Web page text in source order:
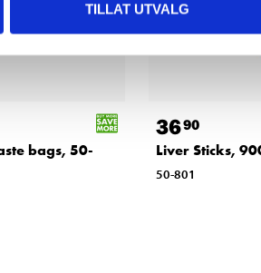
TILLAT UTVALG
bags, 50-
3690
Liver Sticks,
50-801